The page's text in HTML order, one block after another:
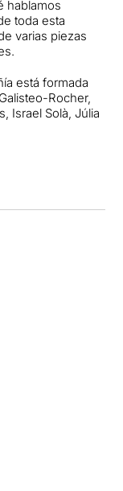
hablamos
toda esta
varias piezas
está formada
Rocher,
Israel Solà, Júlia